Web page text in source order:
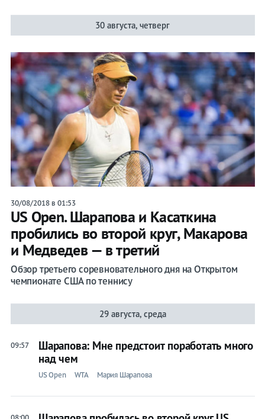
30 августа, четверг
30/08/2018 в 01:53
US Open. Шарапова и Касаткина
пробились во второй круг, Макарова
и Медведев — в третий
Обзор третьего соревновательного дня на Открытом
чемпионате США по теннису
29 августа, среда
09:57
Шарапова: Мне предстоит поработать много
над чем
US Open WTA Мария Шарапова